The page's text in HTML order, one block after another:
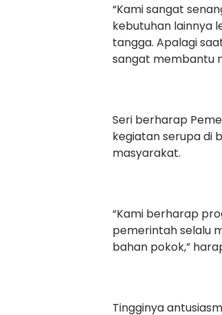
“Kami sangat
kebutuhan lainnya
tangga. Apalagi
sangat membantu
Seri berharap
kegiatan serupa di
masyarakat.
“Kami berharap
pemerintah selalu
bahan pokok,”
Tingginya